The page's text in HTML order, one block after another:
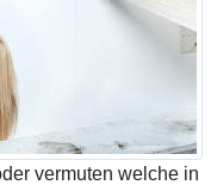
vermuten welche in